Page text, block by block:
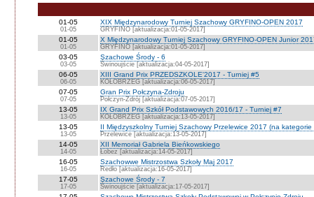
01-05
01-05
XIX Międzynarodowy Turniej Szachowy GRYFINO-OPEN 2017
GRYFINO [aktualizacja:01-05-2017]
01-05
01-05
X Międzynarodowy Turniej Szachowy GRYFINO-OPEN Junior
GRYFINO [aktualizacja:01-05-2017]
03-05
03-05
Szachowe Środy - 6
Świnoujście [aktualizacja:04-05-2017]
06-05
06-05
XIII Grand Prix PRZEDSZKOLE'2017 - Turniej #5
KOŁOBRZEG [aktualizacja:06-05-2017]
07-05
07-05
Gran Prix Połczyna-Zdroju
Połczyn-Zdrój [aktualizacja:07-05-2017]
13-05
13-05
IX Grand Prix Szkół Podstawowych 2016/17 - Turniej #7
KOŁOBRZEG [aktualizacja:13-05-2017]
13-05
13-05
II Międzyszkolny Turniej Szachowy Przelewice 2017 (na
Przelewice [aktualizacja:13-05-2017]
14-05
14-05
XII Memoriał Gabriela Bieńkowskiego
Łobez [aktualizacja:14-05-2017]
16-05
16-05
Szachowwe Mistrzostwa Szkoły Maj 2017
Redło [aktualizacja:16-05-2017]
17-05
17-05
Szachowe Środy - 7
Świnoujście [aktualizacja:17-05-2017]